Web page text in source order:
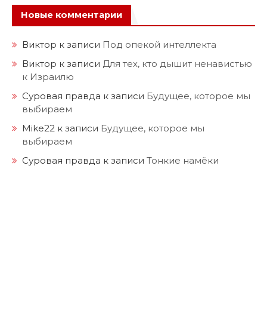
Новые комментарии
Виктор к записи Под опекой интеллекта
Виктор к записи Для тех, кто дышит ненавистью
к Израилю
Суровая правда к записи Будущее, которое мы
выбираем
Mike22 к записи Будущее, которое мы
выбираем
Суровая правда к записи Тонкие намёки